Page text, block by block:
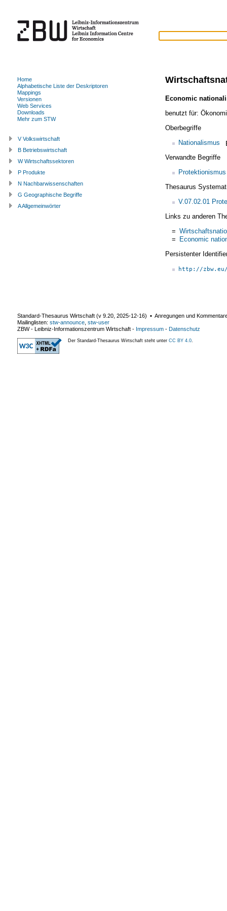
Economic
benutzt für:
Oberbegriffe
Nationalismus
Verwandte Begriffe
Protektionismus
Thesaurus
V.07.02.01
Links zu anderen
=
= Economic
Persistenter
http://
Home
Alphabetische Liste der Deskriptoren
Mappings
Versionen
Web Services
Downloads
Mehr zum STW
V Volkswirtschaft
B Betriebswirtschaft
W Wirtschaftssektoren
P Produkte
N Nachbarwissenschaften
G Geographische Begriffe
A Allgemeinwörter
Standard-Thesaurus Wirtschaft (v 9.20 2025-12-16) ▪ Anregungen und
Mailinglisten: stw-announce stw-user
ZBW - Leibniz-Informationszentrum Wirtschaft - Impressum - Datenschutz
Der Standard-Thesaurus Wirtschaft steht unter CC BY 4.0